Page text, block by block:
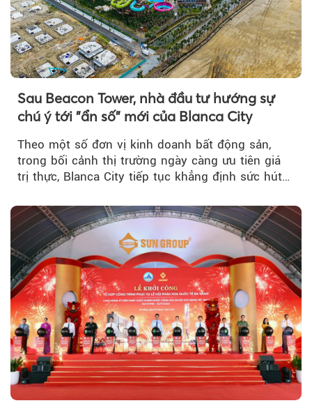
Sau Beacon Tower, nhà đầu tư hướng sự
chú ý tới "ẩn số" mới của Blanca City
Theo một số đơn vị kinh doanh bất động sản,
trong bối cảnh thị trường ngày càng ưu tiên giá
trị thực, Blanca City tiếp tục khẳng định sức hút